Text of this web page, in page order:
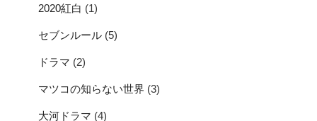
2020紅白 (1)
セブンルール (5)
ドラマ (2)
マツコの知らない世界 (3)
大河ドラマ (4)